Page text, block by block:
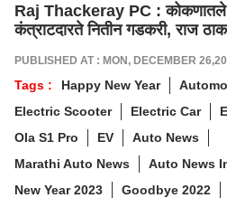
Raj Thackeray PC : कोकणातले
कंत्राटदारते नितीन गडकरी, राज
PUBLISHED AT : MON, DECEMBER
Tags : Happy New Year
Electric Scooter
Electric Car
Ola S1 Pro
EV
Auto News
Marathi Auto News
Auto News
New Year 2023
Goodbye 2022